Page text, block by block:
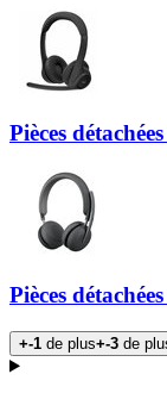
Pièces
Pièces
+-1 de plus+-3 de
Products